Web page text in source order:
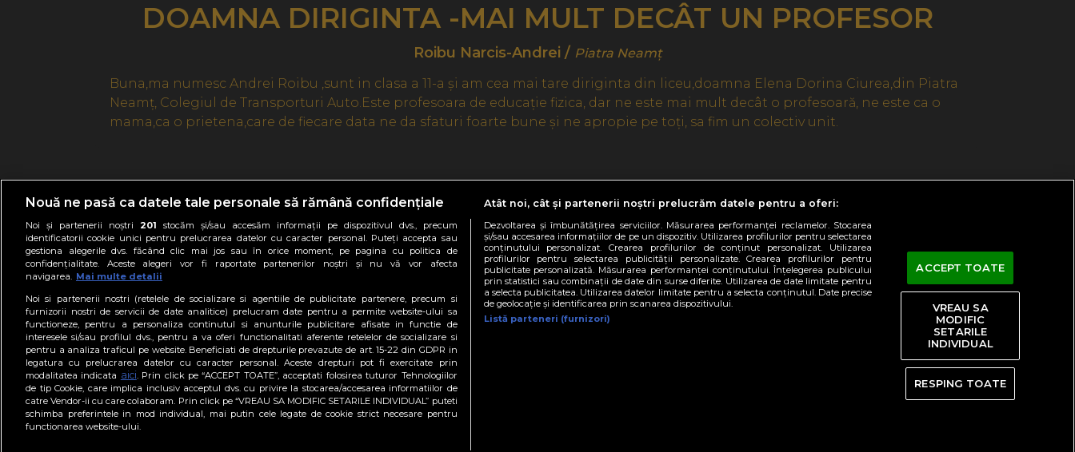
DOAMNA DIRIGINTA -MAI MULT DECÂT UN PROFESOR
Roibu Narcis-Andrei / Piatra Neamț
Buna,ma numesc Andrei Roibu ,sunt in clasa a 11-a și am cea mai tare diriginta din liceu,doamna Elena Dorina Ciurea,din Piatra
Neamț, Colegiul de Transporturi Auto.Este profesoara de educație fizica, dar ne este mai mult decât o profesoară, ne este ca o
mama,ca o prietena,care de fiecare data ne da sfaturi foarte bune și ne apropie pe toți, sa fim un colectiv unit.
Share
© 2021 PROTV
Contact Stiri Politica de Cookie Politica de Confidentialitate sport.ro
Nouă ne pasă ca datele tale personale să rămână confidențiale
Noi și partenerii noștri 201 stocăm și/sau accesăm informații pe dispozitivul dvs., precum
identificatorii cookie unici pentru prelucrarea datelor cu caracter personal. Puteți accepta sau
gestiona alegerile dvs. făcând clic mai jos sau în orice moment, pe pagina cu politica de
confidențialitate. Aceste alegeri vor fi raportate partenerilor noștri și nu vă vor afecta
navigarea. Mai multe detalii
Noi si partenerii nostri (retelele de socializare si agentiile de publicitate partenere, precum si
furnizorii nostri de servicii de date analitice) prelucram date pentru a permite website-ului sa
functioneze, pentru a personaliza continutul si anunturile publicitare afisate in functie de
interesele si/sau profilul dvs., pentru a va oferi functionalitati aferente retelelor de socializare si
pentru a analiza traficul pe website. Beneficiati de drepturile prevazute de art. 15-22 din GDPR in
legatura cu prelucrarea datelor cu caracter personal. Aceste drepturi pot fi exercitate prin
modalitatea indicata aici . Prin click pe “ACCEPT TOATE”, acceptati folosirea tuturor Tehnologiilor
de tip Cookie, care implica inclusiv acceptul dvs. cu privire la stocarea/accesarea informatiilor de
catre Vendor-ii cu care colaboram. Prin click pe “VREAU SA MODIFIC SETARILE INDIVIDUAL” puteti
schimba preferintele in mod individual, mai putin cele legate de cookie strict necesare pentru
functionarea website-ului.
Atât noi, cât și partenerii noștri prelucrăm datele pentru a oferi:
Dezvoltarea și îmbunătățirea serviciilor. Măsurarea performanței reclamelor. Stocarea
și/sau accesarea informațiilor de pe un dispozitiv. Utilizarea profilurilor pentru selectarea
conținutului personalizat. Crearea profilurilor de conținut personalizat. Utilizarea
profilurilor pentru selectarea publicității personalizate. Crearea profilurilor pentru
publicitate personalizată. Măsurarea performanței conținutului. Înțelegerea publicului
prin statistici sau combinații de date din surse diferite. Utilizarea de date limitate pentru
a selecta publicitatea. Utilizarea datelor limitate pentru a selecta conținutul. Date precise
de geolocație și identificarea prin scanarea dispozitivului.
Listă parteneri (furnizori)
ACCEPT TOATE
RESPING TOATE
VREAU SA
MODIFIC
SETARILE
INDIVIDUAL